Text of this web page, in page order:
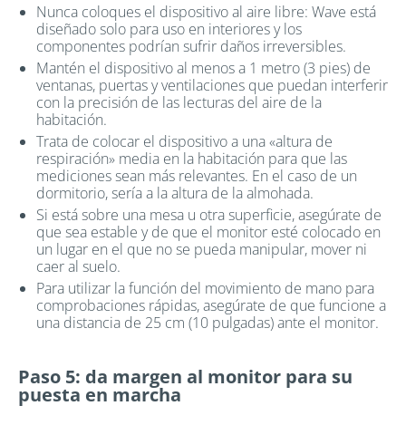
Nunca coloques el dispositivo al aire libre: Wave está
diseñado solo para uso en interiores y los
componentes podrían sufrir daños irreversibles.
Mantén el dispositivo al menos a 1 metro (3 pies) de
ventanas, puertas y ventilaciones que puedan interferir
con la precisión de las lecturas del aire de la
habitación.
Trata de colocar el dispositivo a una «altura de
respiración» media en la habitación para que las
mediciones sean más relevantes. En el caso de un
dormitorio, sería a la altura de la almohada.
Si está sobre una mesa u otra superficie, asegúrate de
que sea estable y de que el monitor esté colocado en
un lugar en el que no se pueda manipular, mover ni
caer al suelo.
Para utilizar la función del movimiento de mano para
comprobaciones rápidas, asegúrate de que funcione a
una distancia de 25 cm (10 pulgadas) ante el monitor.
Paso 5: da margen al monitor para su
puesta en marcha